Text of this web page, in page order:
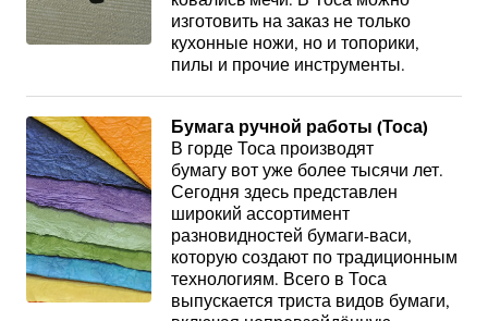
изготовить на заказ не только
кухонные ножи, но и топорики,
пилы и прочие инструменты.
Бумага ручной работы (Тоса)
В горде Тоса производят
бумагу вот уже более тысячи лет.
Сегодня здесь представлен
широкий ассортимент
разновидностей бумаги-васи,
которую создают по традиционным
технологиям. Всего в Тоса
выпускается триста видов бумаги,